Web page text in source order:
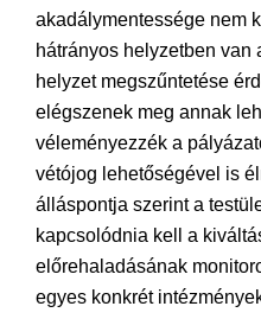
akadálymentessége nem
hátrányos helyzetben van
helyzet megszűntetése
elégszenek meg annak
véleményezzék a
vétójog lehetőségével is
álláspontja szerint a
kapcsolódnia kell a
előrehaladásának
egyes konkrét